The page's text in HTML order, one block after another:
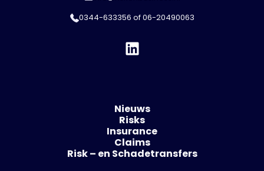
0344-633356 of06-20490063
Nieuws
Risks
Insurance
Claims
Risk – en Schadetransfers